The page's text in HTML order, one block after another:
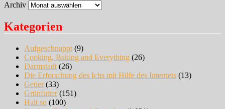
Archiv
Kategorien
Aufgeschnappt (9)
Cooking, Baking and Everything (26)
Darmstadt (26)
Die Erforschung des Ichs mit Hilfe des Internets (13)
Getier(33)
Grünfutter(151)
Halt so (100)